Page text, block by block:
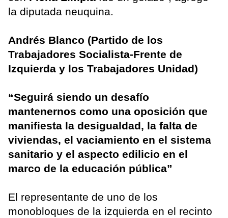
la diputada neuquina.
Andrés Blanco (Partido de los
Trabajadores Socialista-Frente de
Izquierda y los Trabajadores Unidad)
“Seguirá siendo un desafío
mantenernos como una oposición que
manifiesta la desigualdad, la falta de
viviendas, el vaciamiento en el sistema
sanitario y el aspecto edilicio en el
marco de la educación pública”
El representante de uno de los
monobloques de la izquierda en el recinto